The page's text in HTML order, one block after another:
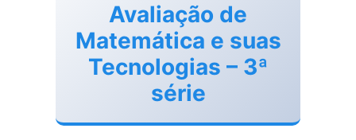
Avaliação de
Matemática e suas
Tecnologias – 3ª
série